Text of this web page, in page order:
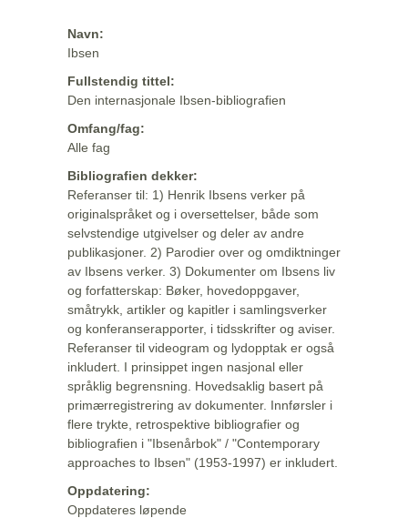
Navn:
Ibsen
Fullstendig tittel:
Den internasjonale Ibsen-bibliografien
Omfang/fag:
Alle fag
Bibliografien dekker:
Referanser til: 1) Henrik Ibsens verker på
originalspråket og i oversettelser, både som
selvstendige utgivelser og deler av andre
publikasjoner. 2) Parodier over og omdiktninger
av Ibsens verker. 3) Dokumenter om Ibsens liv
og forfatterskap: Bøker, hovedoppgaver,
småtrykk, artikler og kapitler i samlingsverker
og konferanserapporter, i tidsskrifter og aviser.
Referanser til videogram og lydopptak er også
inkludert. I prinsippet ingen nasjonal eller
språklig begrensning. Hovedsaklig basert på
primærregistrering av dokumenter. Innførsler i
flere trykte, retrospektive bibliografier og
bibliografien i "Ibsenårbok" / "Contemporary
approaches to Ibsen" (1953-1997) er inkludert.
Oppdatering:
Oppdateres løpende